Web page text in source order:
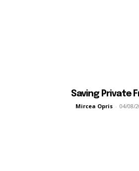
Saving Private
Mircea Opris - 04/08/